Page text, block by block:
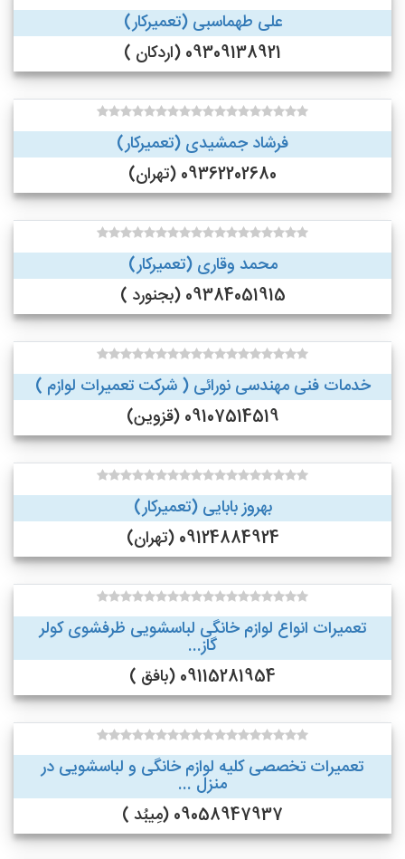
علی طهماسبی (تعمیرکار)
09309138921 (اردکان )
فرشاد جمشیدی (تعمیرکار)
09362202680 (تهران)
محمد وقاری (تعمیرکار)
09384051915 (بجنورد )
خدمات فنی مهندسی نورائی ( شرکت تعمیرات لوازم )
09107514519 (قزوین)
بهروز بابایی (تعمیرکار)
09124884924 (تهران)
تعمیرات انواع لوازم خانگی لباسشویی ظرفشوی کولر
گاز...
09115281954 (بافق )
تعمیرات تخصصی کلیه لوازم خانگی و لباسشویی در
منزل ...
09058947937 (مِیبُد )